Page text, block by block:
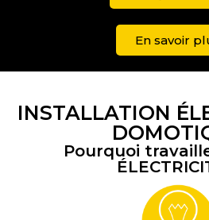
En savoir
INSTALLATION
Pourquoi